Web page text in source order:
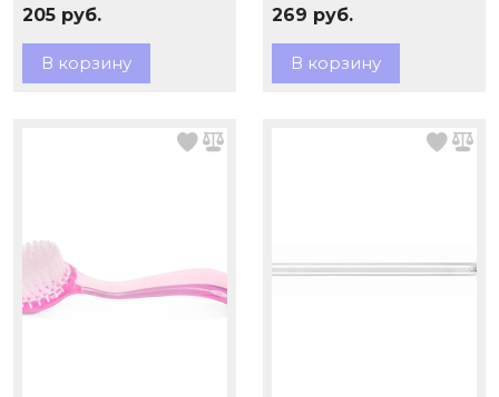
205 руб.
В корзину
269 руб.
В корзину